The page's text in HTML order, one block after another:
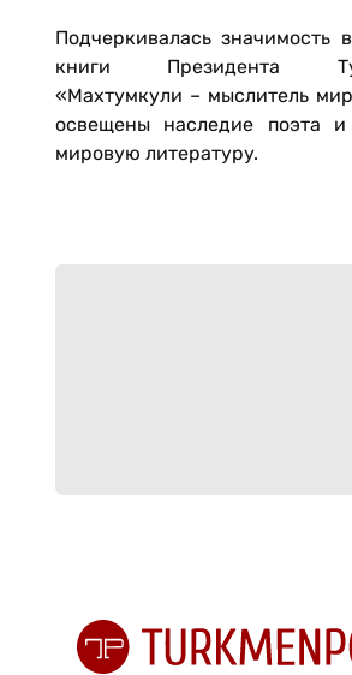
Подчеркивалась значимость
книги Президента
«Махтумкули – мыслитель
освещены наследие поэта
мировую литературу.